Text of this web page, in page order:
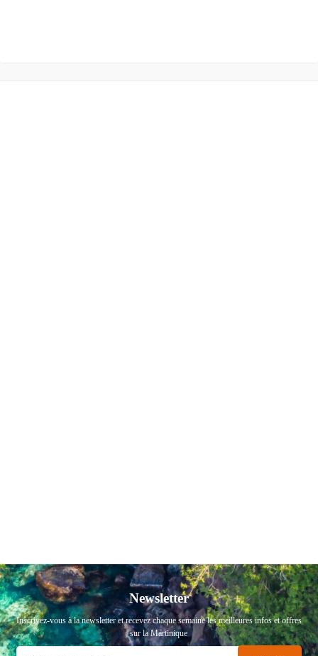
Newsletter
Inscrivez-vous à la newsletter et recevez chaque semaine les meilleures infos et offres
sur la Martinique